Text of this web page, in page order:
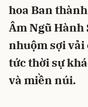
hoa Ban
Âm Ngũ Hành
nhuộm sợi vải
tức thời sự
và miền núi.